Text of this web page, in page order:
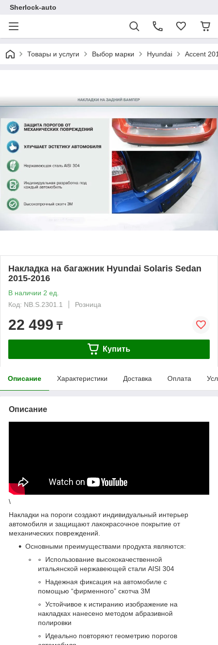
Sherlock-auto
Товары и услуги Выбор марки Hyundai Accent
Накладка на багажник Hyundai Solaris Sedan
2015-2016
В наличии 2 ед.
Код: NB.S.2301.1
Розница
22 499 ₸
Купить
Описание Характеристики Доставка Оплата
Описание
\
Накладки на пороги создают индивидуальный интерьер
автомобиля и защищают лакокрасочное покрытие от
механических повреждений.
Основными преимуществами продукта являются:
Использование высококачественной
итальянской нержавеющей стали AISI 304
Надежная фиксация на автомобиле с
помощью “фирменного” скотча 3М
Устойчивое к истиранию изображение на
накладках нанесено методом абразивной
полировки
Идеально повторяют геометрию порогов